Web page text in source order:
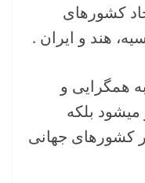
کشورهای
هند و ایران .
همگرایی و
میشود بلکه
کشورهای جهانی